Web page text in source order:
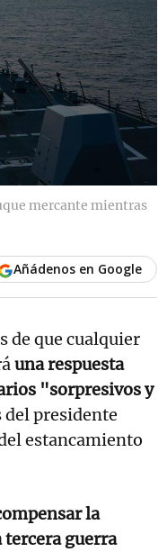
mercante mientras
Añádenos en Google
de que cualquier
una respuesta
"sorpresivos y
del presidente
estancamiento
la
guerra